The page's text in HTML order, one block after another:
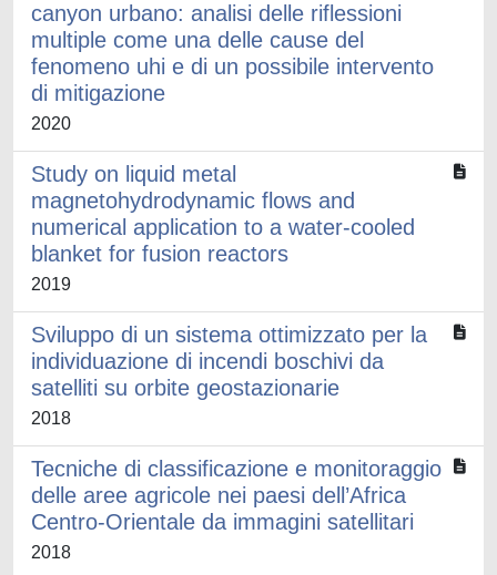
canyon urbano: analisi delle riflessioni
multiple come una delle cause del
fenomeno uhi e di un possibile intervento
di mitigazione
2020
Study on liquid metal
magnetohydrodynamic flows and
numerical application to a water-cooled
blanket for fusion reactors
2019
Sviluppo di un sistema ottimizzato per la
individuazione di incendi boschivi da
satelliti su orbite geostazionarie
2018
Tecniche di classificazione e monitoraggio
delle aree agricole nei paesi dell’Africa
Centro-Orientale da immagini satellitari
2018